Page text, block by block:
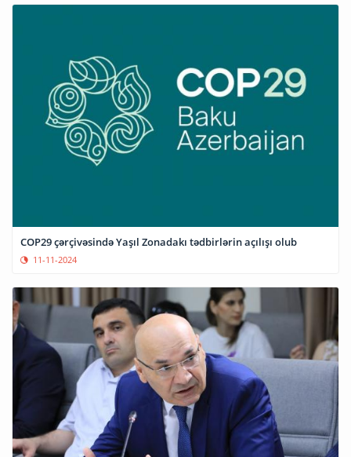
COP29 çərçivəsində Yaşıl Zonadakı tədbirlərin açılışı olub
11-11-2024